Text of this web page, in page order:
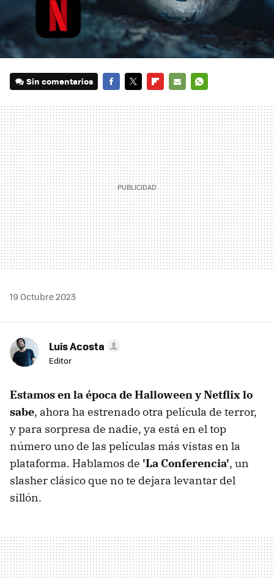
Sin comentarios
MAIL
19 Octubre 2023
Luis Acosta
Editor
Estamos en la época de Halloween y Netflix lo
sabe, ahora ha estrenado otra película de terror,
y para sorpresa de nadie, ya está en el top
número uno de las películas más vistas en la
plataforma. Hablamos de 'La Conferencia', un
slasher clásico que no te dejara levantar del
sillón.